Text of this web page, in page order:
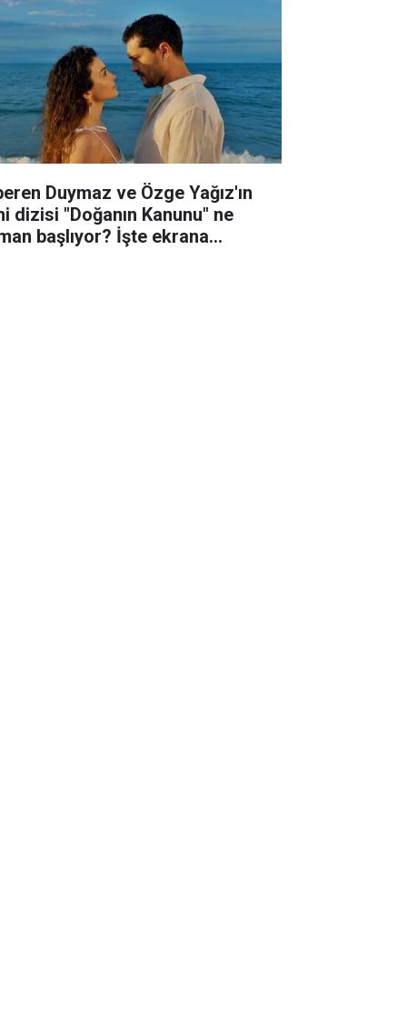
Duymaz ve Özge Yağız'ın
dizisi "Doğanın Kanunu" ne
başlıyor? İşte ekrana